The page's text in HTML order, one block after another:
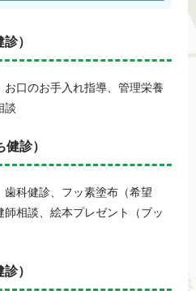
）
口のお手入れ指導、管理栄養
談​
診）
科健診、フッ素塗布（希望
相談、絵本プレゼント（ブッ
）